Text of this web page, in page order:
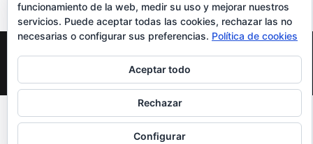
Diseñado Por Elegant Themes
funcionamiento de la web, medir su uso y mejorar nuestros
servicios. Puede aceptar todas las cookies, rechazar las no
necesarias o configurar sus preferencias. Política de cookies
Aceptar todo
Rechazar
Configurar